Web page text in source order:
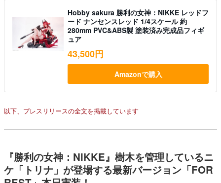
Hobby sakura 勝利の女神：NIKKE レッドフ
ード ナンセンスレッド 1/4スケール 約
280mm PVC&ABS製 塗装済み完成品フィギ
ュア
43,500円
Amazonで購入
以下、プレスリリースの全文を掲載しています
『勝利の女神：NIKKE』 樹木を管理しているニ
ケ「トリナ」が登場する最新バージョン「FOR